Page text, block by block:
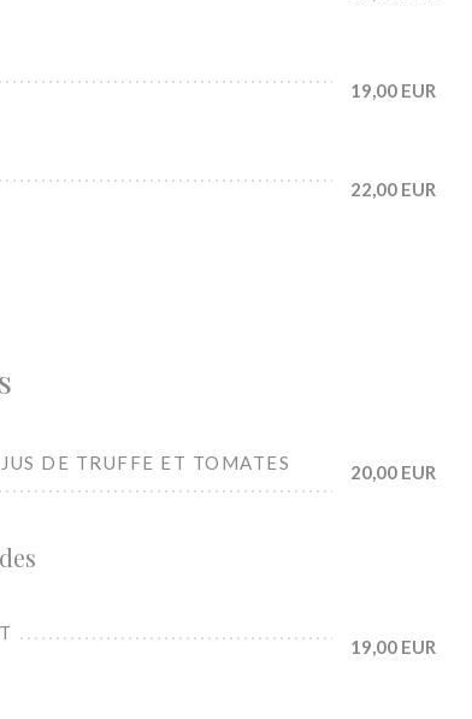
19,00 EUR
22,00 EUR
DE TRUFFE ET TOMATES
20,00 EUR
19,00 EUR